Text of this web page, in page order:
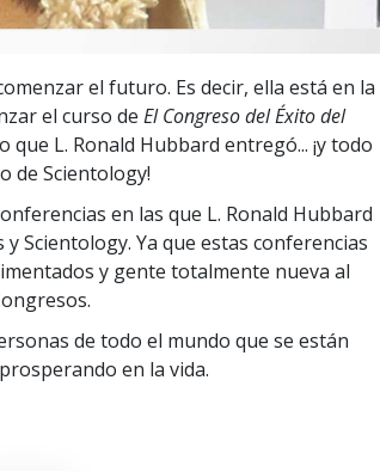
el futuro. Es decir, ella está en la
el curso de El Congreso del Éxito del
L. Ronald Hubbard entregó... ¡y todo
de Scientology!
en las que L. Ronald Hubbard
Scientology. Ya que estas conferencias
y gente totalmente nueva al
de todo el mundo que se están
en la vida.